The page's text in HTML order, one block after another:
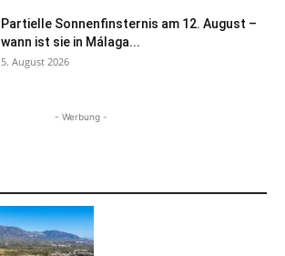
Partielle Sonnenfinsternis am 12. August –
wann ist sie in Málaga...
5. August 2026
- Werbung -